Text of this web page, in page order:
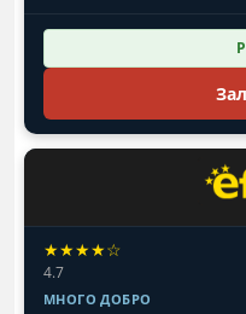
★★★★☆
4.7
МНОГО ДОБРО